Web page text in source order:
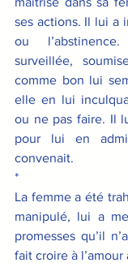
ses actions. Il lui a
ou
surveillée,
comme bon lui
elle en lui
ou ne pas faire. Il
pour lui en
convenait.
*
La femme a été
manipulé, lui a
promesses qu’il
fait croire à l’amour